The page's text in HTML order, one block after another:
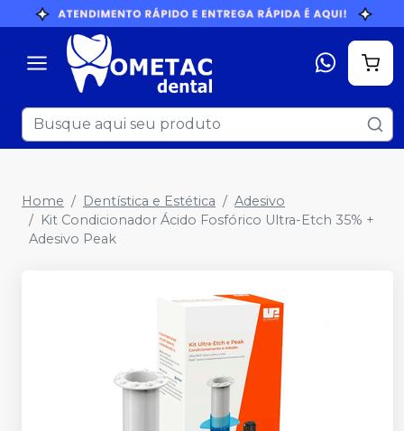
Home Dentística e Estética
Adesivo
Kit Condicionador Ácido Fosfórico Ultra-Etch 35% +
Adesivo Peak